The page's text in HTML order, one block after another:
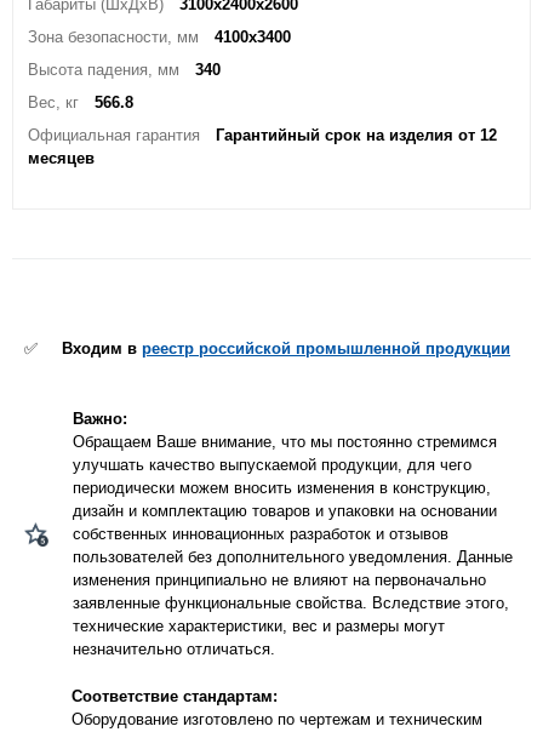
Габариты (ШхДхВ)
3100х2400х2600
Зона безопасности, мм
4100х3400
Высота падения, мм
340
Вес, кг
566.8
Официальная гарантия
Гарантийный срок на изделия от 12
месяцев
✅ Входим в реестр российской промышленной продукции
Важно:
Обращаем Ваше внимание, что мы постоянно стремимся
улучшать качество выпускаемой продукции, для чего
периодически можем вносить изменения в конструкцию,
дизайн и комплектацию товаров и упаковки на основании
собственных инновационных разработок и отзывов
пользователей без дополнительного уведомления. Данные
изменения принципиально не влияют на первоначально
заявленные функциональные свойства. Вследствие этого,
технические характеристики, вес и размеры могут
незначительно отличаться.
Соответствие стандартам:
Оборудование изготовлено по чертежам и техническим